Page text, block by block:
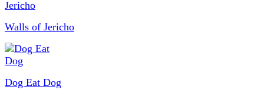
Walls of Jericho
Dog Eat Dog